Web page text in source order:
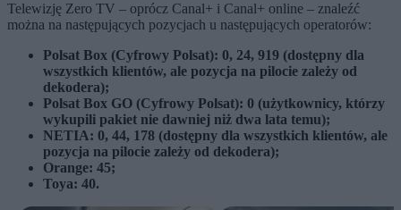
Telewizję Zero TV – oprócz Canal+ i Canal+ online – znaleźć
można na następujących pozycjach u następujących operatorów:
Polsat Box (Cyfrowy Polsat): 0, 24, 919 (dostępny dla
wszystkich klientów, ale pozycja na pilocie zależy od
dekodera);
Polsat Box GO (Cyfrowy Polsat): 0 (użytkownicy, którzy
wykupili pakiet nie dawniej niż dwa lata temu);
NETIA: 0, 44, 178 (dostępny dla wszystkich klientów, ale
pozycja na pilocie zależy od dekodera);
Orange: 45;
Toya: 40.